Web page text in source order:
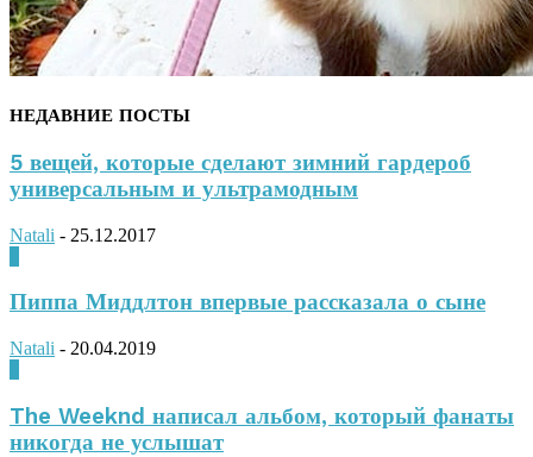
НЕДАВНИЕ ПОСТЫ
5 вещей, которые сделают зимний гардероб
универсальным и ультрамодным
Natali - 25.12.2017
Пиппа Миддлтон впервые рассказала о сыне
Natali - 20.04.2019
The Weeknd написал альбом, который фанаты
никогда не услышат